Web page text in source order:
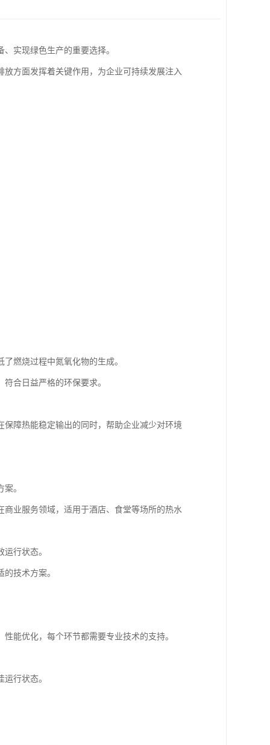
实现绿色生产的重要选择。
方面发挥着关键作用，为企业可持续发展注入
燃烧过程中氮氧化物的生成。
合日益严格的环保要求。
障热能稳定输出的同时，帮助企业减少对环境
。
业服务领域，适用于酒店、食堂等场所的热水
行状态。
技术方案。
能优化，每个环节都需要专业技术的支持。
行状态。